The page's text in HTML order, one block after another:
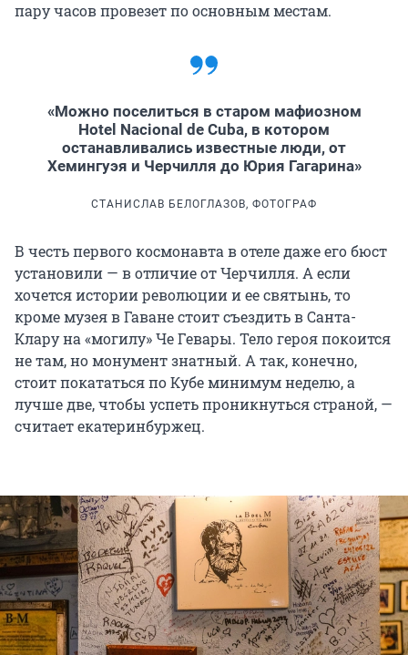
пару часов провезет по основным местам.
«Можно поселиться в старом мафиозном
Hotel Nacional de Cuba, в котором
останавливались известные люди, от
Хемингуэя и Черчилля до Юрия Гагарина»
СТАНИСЛАВ БЕЛОГЛАЗОВ, ФОТОГРАФ
В честь первого космонавта в отеле даже его бюст
установили — в отличие от Черчилля. А если
хочется истории революции и ее святынь, то
кроме музея в Гаване стоит съездить в Санта-
Клару на «могилу» Че Гевары. Тело героя покоится
не там, но монумент знатный. А так, конечно,
стоит покататься по Кубе минимум неделю, а
лучше две, чтобы успеть проникнуться страной, —
считает екатеринбуржец.